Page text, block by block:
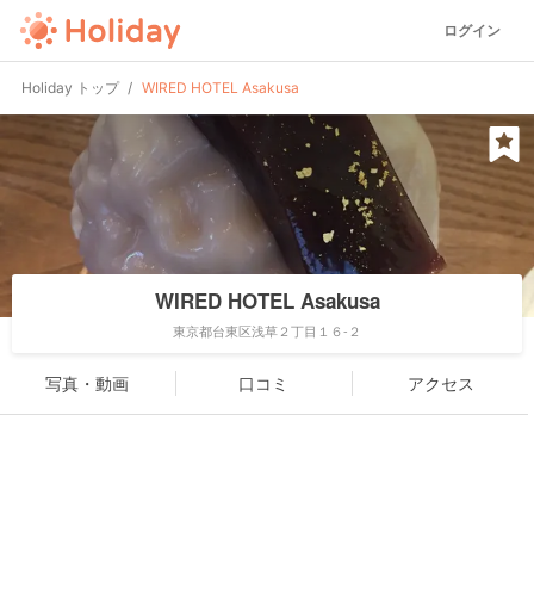
ログイン
Holiday トップ WIRED HOTEL Asakusa
WIRED HOTEL Asakusa
東京都台東区浅草２丁目１６-２
写真・動画 口コミ アクセス